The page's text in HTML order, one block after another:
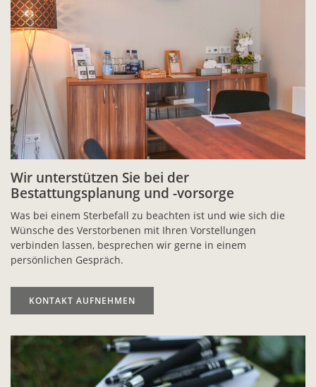
Wir unterstützen Sie bei der
Bestattungsplanung und -vorsorge
Was bei einem Sterbefall zu beachten ist und wie sich die
Wünsche des Verstorbenen mit Ihren Vorstellungen
verbinden lassen, besprechen wir gerne in einem
persönlichen Gespräch.
KONTAKT AUFNEHMEN